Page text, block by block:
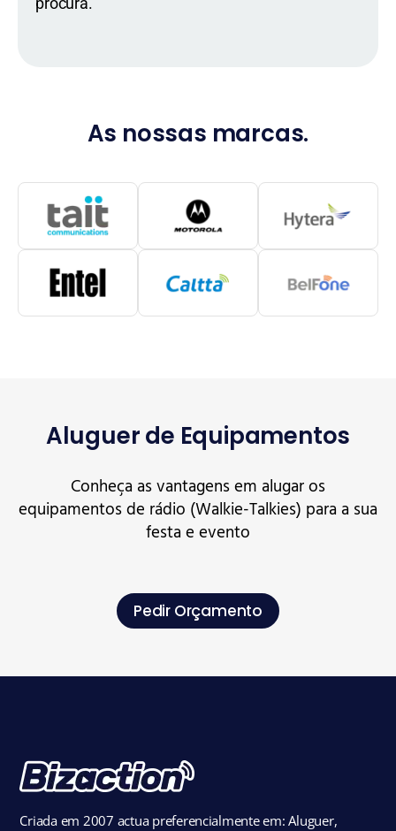
As nossas marcas.
Aluguer de Equipamentos
Conheça as vantagens em alugar os
equipamentos de rádio (Walkie-Talkies) para a sua
festa e evento
Pedir Orçamento
Criada em 2007 actua preferencialmente em: Aluguer,